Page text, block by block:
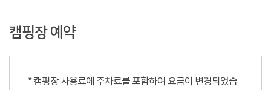
캠핑장 예약
* 캠핑장 사용료에 주차료를 포함하여 요금이 변경되었습